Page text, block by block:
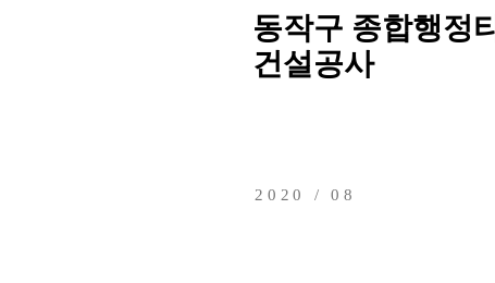
동작구 종합행정
건설공사
2020 / 08